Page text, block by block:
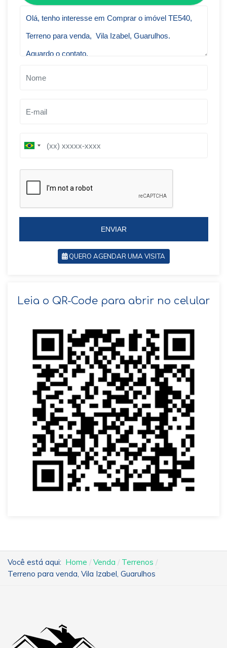
B
i
l
ENVIAR
QUERO AGENDAR UMA VISITA
Leia o QR-Code para abrir no celular
Você está aqui: Home Venda
Terrenos
Terreno para venda, Vila Izabel, Guarulhos